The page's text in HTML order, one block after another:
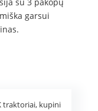
su 3 pakopų
garsui
traktoriai, kupini